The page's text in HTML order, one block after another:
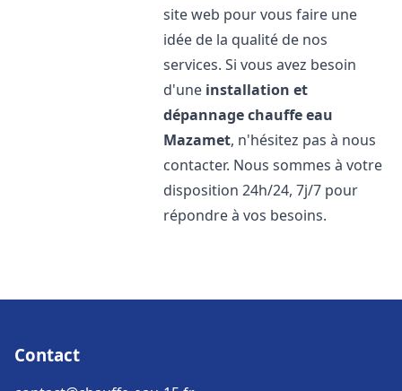
site web pour vous faire une
idée de la qualité de nos
services. Si vous avez besoin
d'une installation et
dépannage chauffe eau
Mazamet, n'hésitez pas à nous
contacter. Nous sommes à votre
disposition 24h/24, 7j/7 pour
répondre à vos besoins.
Contact